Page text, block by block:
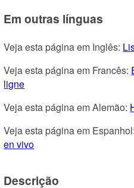
Em outras línguas
Veja esta página em Inglês:
Veja esta página em Francês:
ligne
Veja esta página em Alemão:
Veja esta página em Espanhol:
en vivo
Descrição